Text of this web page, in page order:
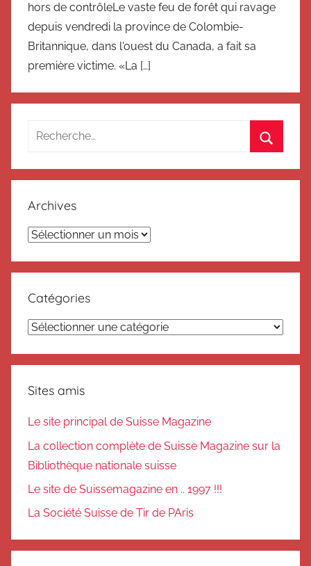
hors de contrôleLe vaste feu de forêt qui ravage
depuis vendredi la province de Colombie-
Britannique, dans l'ouest du Canada, a fait sa
première victime. «La […]
Recherche
:
Archives
Archives
Catégories
Catégories
Sites amis
Le site principal de Suisse Magazine
La collection complète de Suisse Magazine sur la
Bibliothèque nationale suisse
Le site de Suissemagazine en .. 1997 !!!
La Société Suisse de Tir de PAris